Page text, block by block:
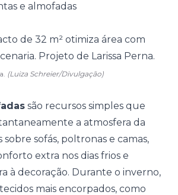
e almofadas
(Luiza Schreier/Divulgação)
são recursos simples que
a atmosfera da
sobre sofás, poltronas e camas,
extra nos dias frios e
à decoração. Durante o inverno,
mais encorpados, como